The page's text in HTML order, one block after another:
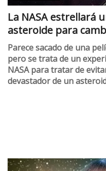
La NASA estrellará
asteroide para
Parece sacado de una
pero se trata de un
NASA para tratar de
devastador de un